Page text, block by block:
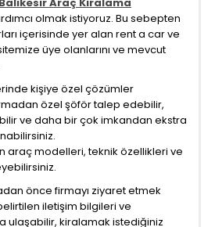
olmak istiyoruz. Bu sebepten
içerisinde yer alan rent a car ve
üye olanlarını ve mevcut
kişiye özel çözümler
özel şöför talep edebilir,
ve daha bir çok imkandan ekstra
araç modelleri, teknik özellikleri ve
önce firmayı ziyaret etmek
iletişim bilgileri ve
ulaşabilir, kiralamak istediğiniz